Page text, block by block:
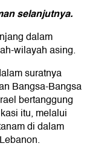
selanjutnya.
dalam
wilayah asing.
suratnya
Bangsa-Bangsa
bertanggung
itu, melalui
di dalam